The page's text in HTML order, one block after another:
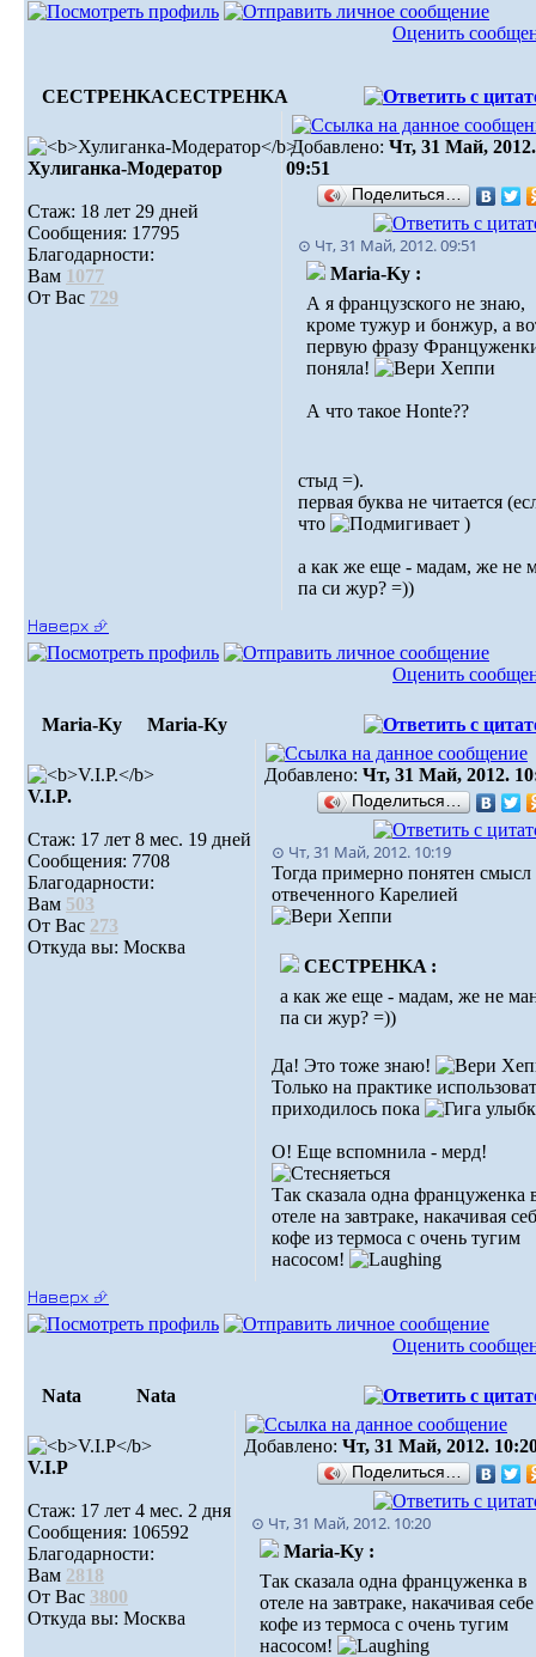
Оценить
CECTPEHKACECTPEHKA
Хулиганка-Модератор
Стаж: 18 лет 29 дней
Сообщения: 17795
Благодарности:
Вам 1077
От Вас 729
Добавлено: Чт, 31 Май, 2012.
09:51
Поделиться…
⊙ Чт, 31 Май, 2012. 09:51
Maria-Ky :
А я французского не знаю,
кроме тужур и бонжур, а
первую фразу
поняла!
А что такое Honte??
стыд =).
первая буква не читается
что
)
а как же еще - мадам, же не
па си жур? =))
Наверх ⮵
Оценить
Maria-Ky Maria-Ky
V.I.P.
Стаж: 17 лет 8 мес. 19 дней
Сообщения: 7708
Благодарности:
Вам 503
От Вас 273
Откуда вы: Москва
Добавлено: Чт, 31 Май, 2012.
Поделиться…
⊙ Чт, 31 Май, 2012. 10:19
Тогда примерно понятен смысл
отвеченного Карелией
CECTPEHKA :
а как же еще - мадам, же не
па си жур? =))
Да! Это тоже знаю!
Только на практике
приходилось пока
О! Еще вспомнила - мерд!
Так сказала одна француженка
отеле на завтраке, накачивая
кофе из термоса с очень тугим
насосом!
Наверх ⮵
Оценить
Nata Nata
V.I.Р
Стаж: 17 лет 4 мес. 2 дня
Сообщения: 106592
Благодарности:
Вам 2818
От Вас 3800
Откуда вы: Москва
Добавлено: Чт, 31 Май, 2012.
Поделиться…
⊙ Чт, 31 Май, 2012. 10:20
Maria-Ky :
Так сказала одна француженка в
отеле на завтраке, накачивая себе
кофе из термоса с очень тугим
насосом!